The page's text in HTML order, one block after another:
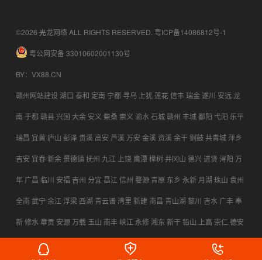
©2026 光龙网络 ALL RIGHTS RESERVED. 粤ICP备14086812号-1
粤公网安备 33010602001130号
BY： VX88.CN
赣州网站建设 湖口 泰和 定南 宁都 寻乌 上犹莲花 信丰瑞金遂川 安远 龙
南 于都赣县 兴国 大余 安义 柴桑 崇义 渝水石城赣州 丰城鄱阳 弋阳 乐平
瑞昌 宜黄 庐山 彭泽 贵溪 高安 芦溪 万安 金溪 资溪余干铜鼓共青城萍乡
吉安 宜春新余 景德镇抚州 九江上饶鹰潭 樟树 井冈山 德兴进贤 浔阳 万
年 广昌 临川 安福 吉州 分宜 昌江信州 婺源 青原 东乡 永新 月湖 珠山 袁州
全南 武宁 余江 浮梁 西湖 青云谱 湾里 新建 南昌 青山湖 黎川 吉水 广丰 奉
新修水章贡 安源 万载玉山 南丰 峡江永修 湘东 新干铅山 上高 崇仁德安
乐安都昌 靖安